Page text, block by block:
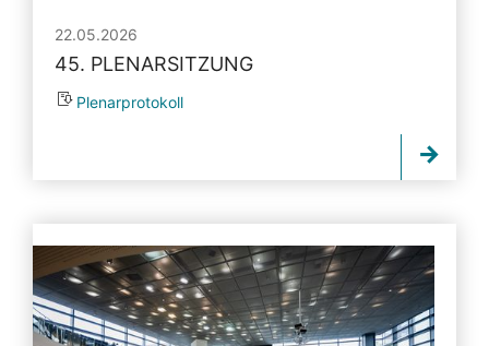
22.05.2026
45. PLENARSITZUNG
Plenarprotokoll